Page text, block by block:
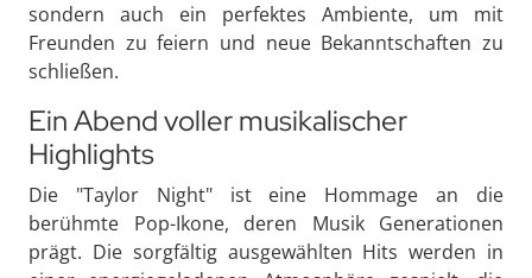
sondern auch ein perfektes Ambiente, um mit
Freunden zu feiern und neue Bekanntschaften zu
schließen.
Ein Abend voller musikalischer
Highlights
Die "Taylor Night" ist eine Hommage an die
berühmte Pop-Ikone, deren Musik Generationen
prägt. Die sorgfältig ausgewählten Hits werden in